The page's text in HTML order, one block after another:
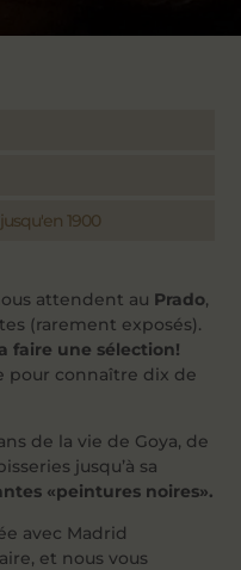
1900
attendent au Prado,
(rarement exposés).
faire une sélection!
pour connaître dix de
de la vie de Goya, de
jusqu’à sa
«peintures noires».
avec Madrid
et nous vous